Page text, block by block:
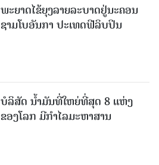
ພະຍາດໄຂ້ຍຸງລາຍລະບາດຢູ່ນະຄອນ
ຊາມໂບ​ອັນກາ ປະເທດຟີລິບປິນ
ບໍລິສັດ ນ້ຳມັນທີ່ໃຫຍ່ທີ່ສຸດ 8 ແຫ່ງ
ຂອງໂລກ ມີກຳໄລມະຫາສານ